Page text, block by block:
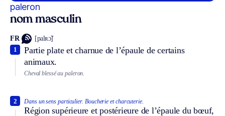
paleron
nom masculin
FR [palʀɔ̃]
Partie plate et charnue de l’épaule de certains
animaux.
1
Cheval blessé au paleron.
Dans un sens particulier. Boucherie et charcuterie.
Région supérieure et postérieure de l’épaule du bœuf,
2